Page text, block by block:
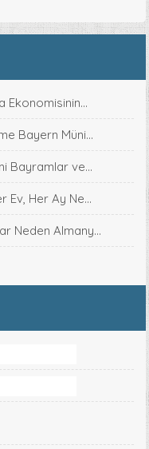
Ekonomisinin...
Bayern Müni...
Bayramlar ve...
Ev, Her Ay Ne...
Neden Almany...